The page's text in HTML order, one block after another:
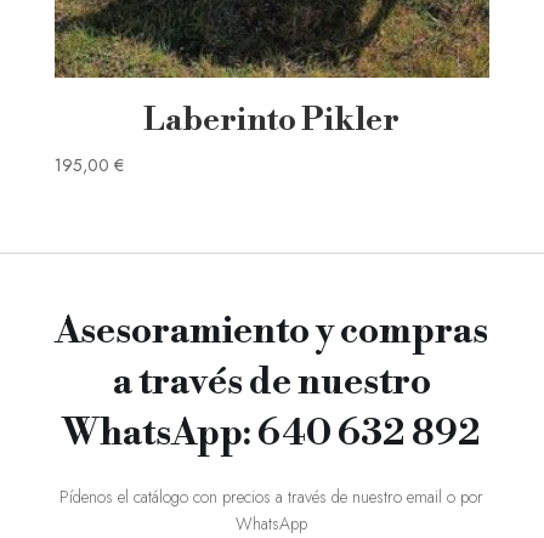
Laberinto Pikler
195,00 €
Asesoramiento y compras
a través de nuestro
WhatsApp: 640 632 892
Pídenos el catálogo con precios a través de nuestro email o por
WhatsApp